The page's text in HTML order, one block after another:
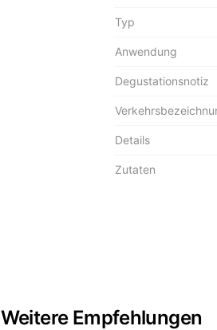
Typ
Anwendung
Degustationsnotiz
Details
Zutaten
Weitere Empfehlungen